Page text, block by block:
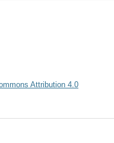
Attribution 4.0